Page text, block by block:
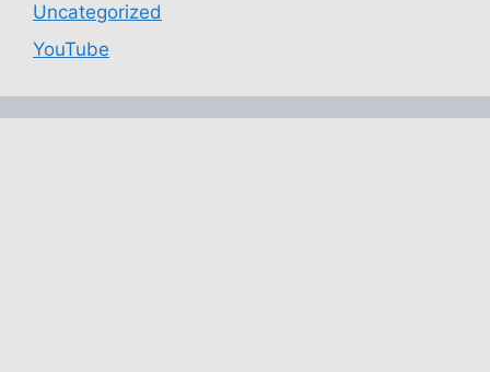
Uncategorized
YouTube